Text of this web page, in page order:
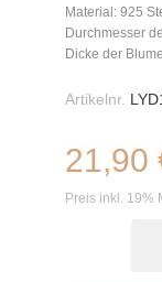
Material: 925
Durchmesser
Dicke der
Artikelnr.
21,90
Preis inkl. 19%